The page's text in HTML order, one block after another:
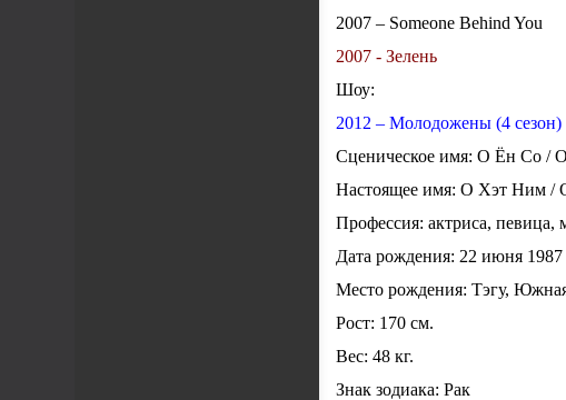
2007 – Someone Behind You
2007 - Зелень
Шоу:
2012 – Молодожены (4 сезон)
Сценическое имя: О Ён Со /
Настоящее имя: О Хэт Ним /
Профессия: актриса, певица,
Дата рождения: 22 июня 1987
Место рождения: Тэгу,
Рост: 170 см.
Вес: 48 кг.
Знак зодиака: Рак